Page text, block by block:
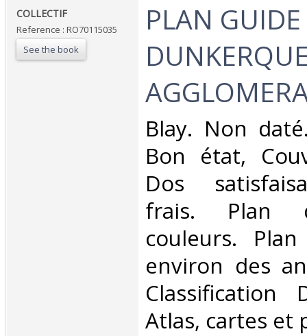
‎COLLECTIF‎
Reference : RO70115035
See the book
‎PLAN
‎Blay. Non
Bon état,
Dos
frais. Plan
couleurs.
environ des
Classification
Atlas, cartes et